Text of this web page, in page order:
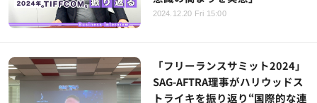
2024.12.20 Fri 15:00
「フリーランスサミット2024」
SAG-AFTRA理事がハリウッドス
トライキを振り返り“国際的な連